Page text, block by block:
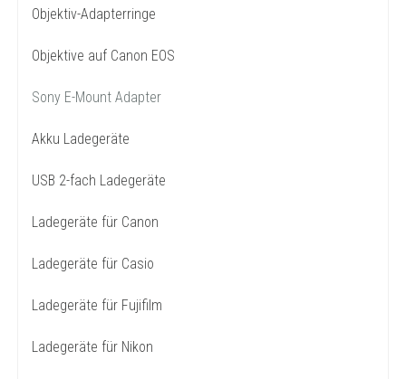
Objektiv-Adapterringe
Objektive auf Canon EOS
Sony E-Mount Adapter
Akku Ladegeräte
USB 2-fach Ladegeräte
Ladegeräte für Canon
Ladegeräte für Casio
Ladegeräte für Fujifilm
Ladegeräte für Nikon